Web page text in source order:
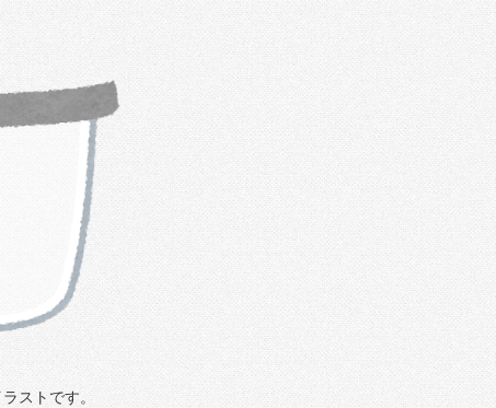
ストです。